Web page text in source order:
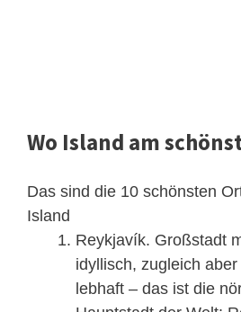
Wo Island am
Das sind die 10 schönsten
Island
Reykjavík. Großstadt
idyllisch, zugleich
lebhaft – das ist die